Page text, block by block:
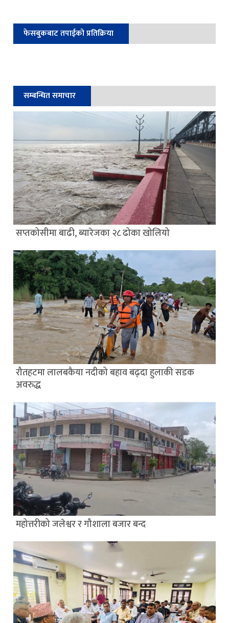
फेसबुकबाट तपाईको प्रतिक्रिया
सम्बन्धित समाचार
सप्तकोसीमा बाढी, ब्यारेजका २८ ढोका खोलियो
रौतहटमा लालबकैया नदीको बहाव बढ्दा हुलाकी सडक
अवरुद्ध
महोत्तरीको जलेश्वर र गौशाला बजार बन्द